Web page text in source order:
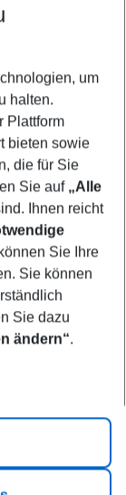
um
halten.
Plattform
bieten sowie
die für Sie
Sie auf „Alle
Ihnen reicht
Sie Ihre
Sie können
Sie dazu
ändern“.